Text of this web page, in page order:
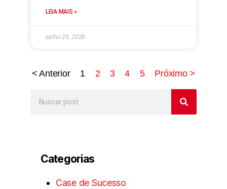
LEIA MAIS »
junho 29, 2026
< Anterior 1 2 3 4 5 Próximo >
Categorias
Case de Sucesso